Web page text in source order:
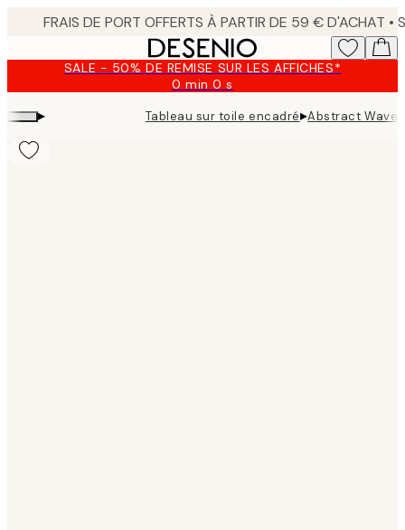
content.SALE - 50% DE REMISE SUR LES AFFICHES*
0 min0 s
Valable
jusqu'au
:
▸ Tableau sur toile encadré▸Abstract Wave